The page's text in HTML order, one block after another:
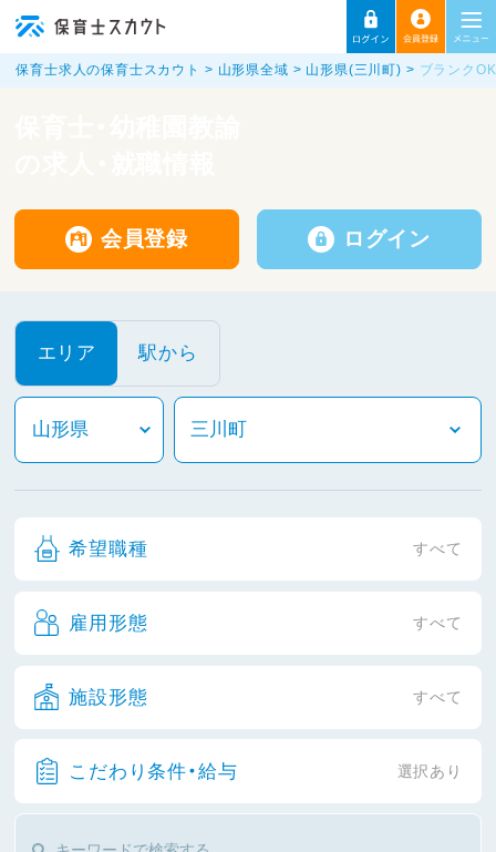
保育士求人の保育士スカウト 山形県全域 山形県(三川町) ブランク
会員登録 ログイン
エリア 駅から
希望職種 すべて
雇用形態 すべて
施設形態 すべて
こだわり条件・給与 選択あり